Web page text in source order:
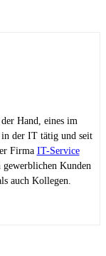
Hand, eines im
der IT tätig und seit
Firma IT-Service
Kunden
auch Kollegen.